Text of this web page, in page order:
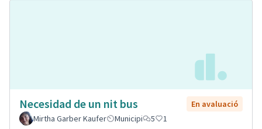
Necesidad de un nit bus
En avaluació
Mirtha Garber Kaufer
Municipi 5 1